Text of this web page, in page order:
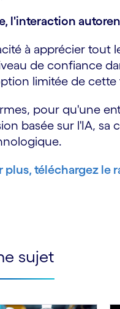
l'interaction
à apprécier tout
de confiance
limitée de cette
pour qu'une
basée sur l'IA,
plus, téléchargez le
sujet